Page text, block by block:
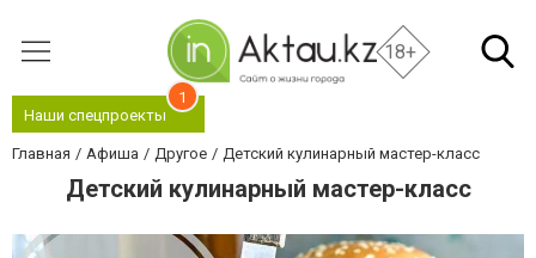
18+
Наши спецпроекты
1
Главная Афиша Другое Детский кулинарный мастер-класс
Детский кулинарный мастер-класс